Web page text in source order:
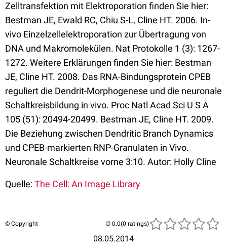
Zelltransfektion mit Elektroporation finden Sie hier:
Bestman JE, Ewald RC, Chiu S-L, Cline HT. 2006. In-
vivo Einzelzellelektroporation zur Übertragung von
DNA und Makromolekülen. Nat Protokolle 1 (3): 1267-
1272. Weitere Erklärungen finden Sie hier: Bestman
JE, Cline HT. 2008. Das RNA-Bindungsprotein CPEB
reguliert die Dendrit-Morphogenese und die neuronale
Schaltkreisbildung in vivo. Proc Natl Acad Sci U S A
105 (51): 20494-20499. Bestman JE, Cline HT. 2009.
Die Beziehung zwischen Dendritic Branch Dynamics
und CPEB-markierten RNP-Granulaten in Vivo.
Neuronale Schaltkreise vorne 3:10. Autor: Holly Cline
Quelle:The Cell: An Image Library
© Copyright
08.05.2014
(0 ratings)